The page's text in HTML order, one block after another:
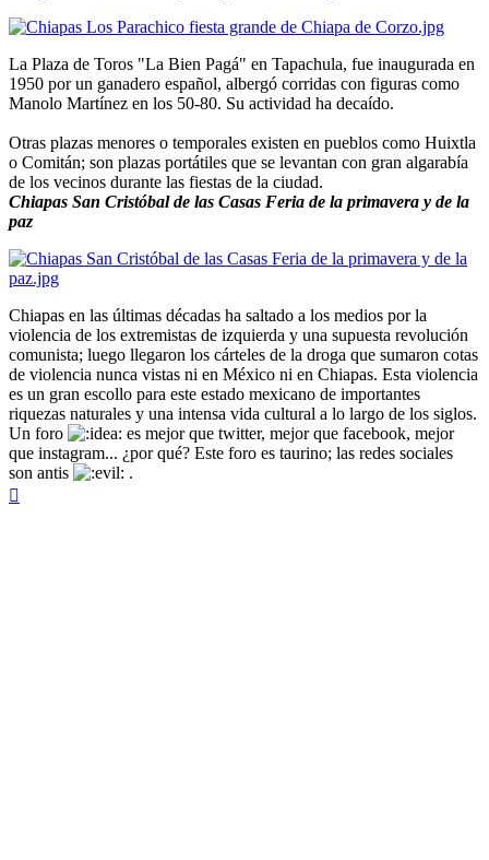
La Plaza de Toros "La Bien Pagá" en Tapachula, fue inaugurada en
1950 por un ganadero español, albergó corridas con figuras como
Manolo Martínez en los 50-80. Su actividad ha decaído.
Otras plazas menores o temporales existen en pueblos como Huixtla
o Comitán; son plazas portátiles que se levantan con gran algarabía
de los vecinos durante las fiestas de la ciudad.
Chiapas San Cristóbal de las Casas Feria de la primavera y de la
paz
Chiapas en las últimas décadas ha saltado a los medios por la
violencia de los extremistas de izquierda y una supuesta revolución
comunista; luego llegaron los cárteles de la droga que sumaron cotas
de violencia nunca vistas ni en México ni en Chiapas. Esta violencia
es un gran escollo para este estado mexicano de importantes
riquezas naturales y una intensa vida cultural a lo largo de los siglos.
Un foro
es mejor que twitter, mejor que facebook, mejor
que instagram... ¿por qué? Este foro es taurino; las redes sociales
son antis
.